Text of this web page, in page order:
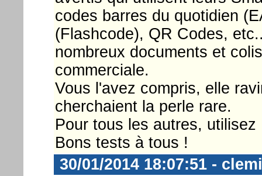
codes barres du quotidien
(Flashcode), QR Codes,
nombreux documents et
commerciale.
Vous l'avez compris, elle
cherchaient la perle rare.
Pour tous les autres,
Bons tests à tous !
30/01/2014 18:07:51 - clemi